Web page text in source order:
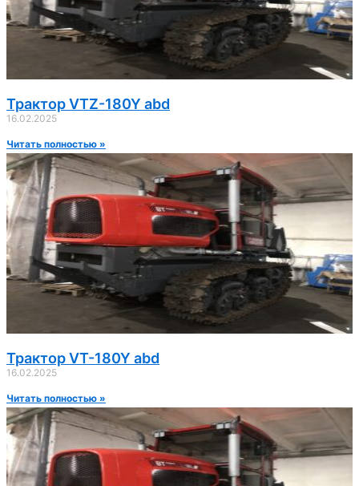
Трактор VTZ-180Y abd
16.02.2025
Читать полностью »
Трактор VT-180Y abd
16.02.2025
Читать полностью »